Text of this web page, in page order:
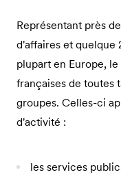
Représentant près
d'affaires et quelque
plupart en Europe, le
françaises de toutes
groupes. Celles-ci
d'activité :
les services